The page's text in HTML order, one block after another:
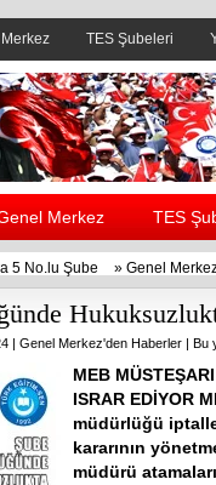
TES Şubeleri
Header
Merkez TES
5 No.lu Şube » Genel
| Genel Merkez'den Haberler | Bu
MEB
ISRAR EDİYOR
müdürlüğü
kararının
müdürü